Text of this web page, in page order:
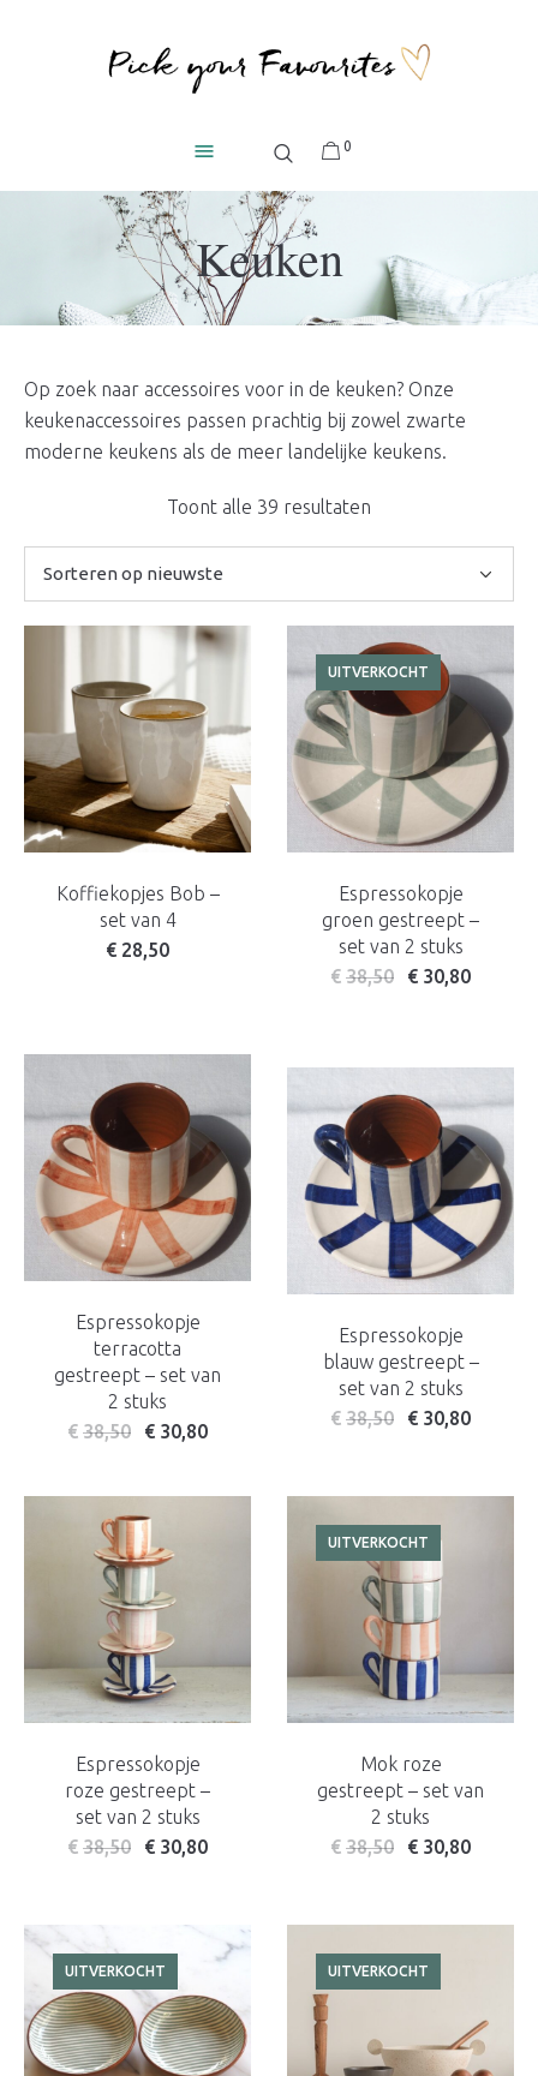
0
Keuken
Op zoek naar accessoires voor in de keuken? Onze
keukenaccessoires passen prachtig bij zowel zwarte
moderne keukens als de meer landelijke keukens.
Toont alle 39 resultaten
Koffiekopjes Bob –
set van 4
€ 28,50
UITVERKOCHT
Espressokopje
groen gestreept –
set van 2 stuks
€ 38,50 € 30,80
Espressokopje
terracotta
gestreept – set van
2 stuks
€ 38,50 € 30,80
Espressokopje
blauw gestreept –
set van 2 stuks
€ 38,50 € 30,80
Espressokopje
roze gestreept –
set van 2 stuks
€ 38,50 € 30,80
UITVERKOCHT
Mok roze
gestreept – set van
2 stuks
€ 38,50 € 30,80
UITVERKOCHT UITVERKOCHT